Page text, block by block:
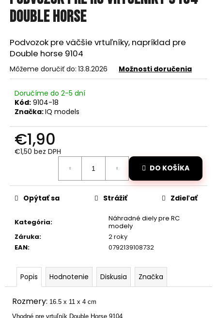
0,0
z
hviezdičiek.
Double horse
Podvozok pre väčšie vrtuľníky, napríklad pre
Double horse 9104
Môžeme doručiť do: 13.8.2026 Možnosti doručenia
Doručíme do 2-5 dní
Kód: 9104-18
Značka:IQ models
€1,90
€1,50 bez DPH
DO KOŠÍKA
Kategória:
Náhradné diely pre RC
modely
Záruka:
2 roky
EAN: 0792139108732
Opýtať sa Strážiť Zdieľať
Popis Hodnotenie Diskusia Značka
Rozmery: 16.5 x 11 x 4 cm
Vhodné pre vrtuľník Double Horse 9104
á
j
s
ť
?
o
m
AUTO
NA
OVLÁDANIE
MZ-